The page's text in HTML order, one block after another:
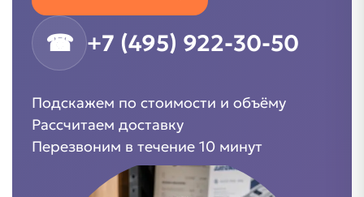
☎ +7 (495) 922-30-50
Подскажем по стоимости и объёму
Рассчитаем доставку
Перезвоним в течение 10 минут